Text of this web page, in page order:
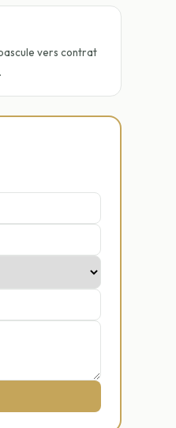
vers contrat